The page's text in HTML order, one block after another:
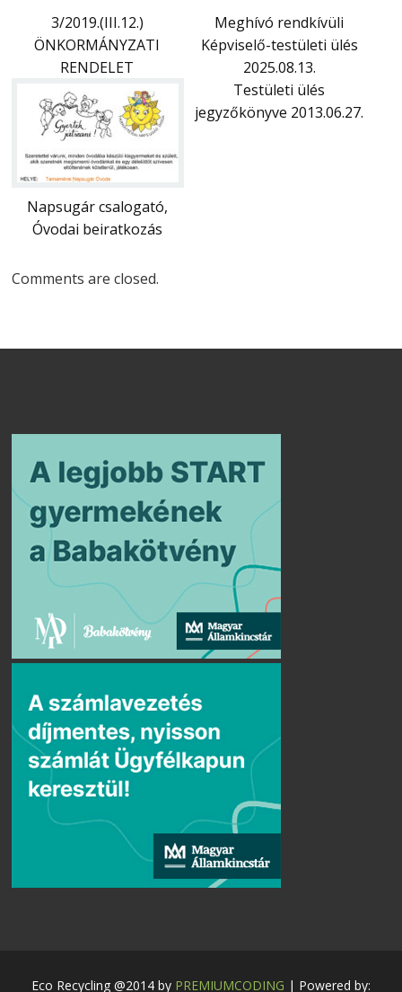
3/2019.(III.12.)
ÖNKORMÁNYZATI
RENDELET
Meghívó rendkívüli
Képviselő-testületi ülés
2025.08.13.
Napsugár csalogató,
Óvodai beiratkozás
Testületi ülés
jegyzőkönyve 2013.06.27.
Comments are closed.
Eco Recycling @2014 by PREMIUMCODING | Powered by: